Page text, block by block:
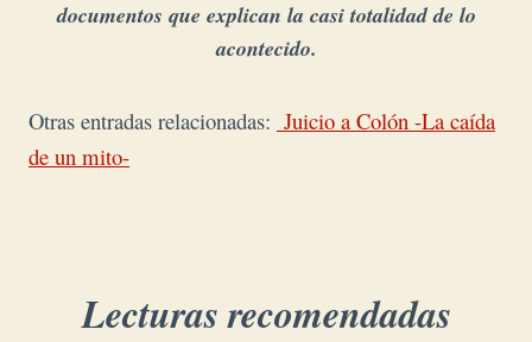
documentos que explican la casi totalidad de lo
acontecido.
Otras entradas relacionadas: Juicio a Colón -La caída
de un mito-
Lecturas recomendadas